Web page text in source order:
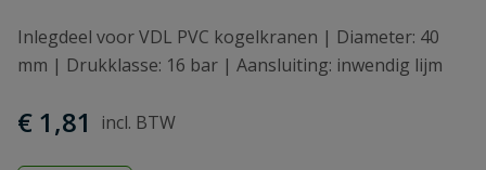
Inlegdeel voor VDL PVC kogelkranen | Diameter: 40
mm | Drukklasse: 16 bar | Aansluiting: inwendig lijm
€ 1,81